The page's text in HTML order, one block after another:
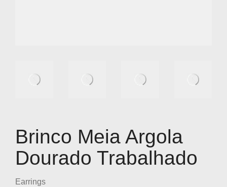
Brinco Meia Argola
Dourado Trabalhado
Earrings